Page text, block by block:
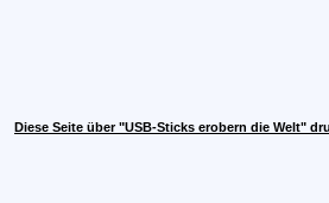
Diese Seite über "USB-Sticks erobern die Welt"